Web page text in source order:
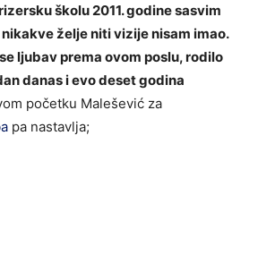
školu 2011. godine sasvim
želje niti vizije nisam imao.
ljubav prema ovom poslu, rodilo
danas i evo deset godina
početku Malešević za
pa nastavlja;